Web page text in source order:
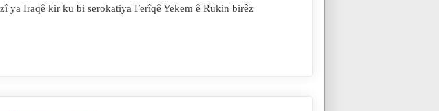
ya Iraqê kir ku bi serokatiya Ferîqê Yekem ê Rukin birêz